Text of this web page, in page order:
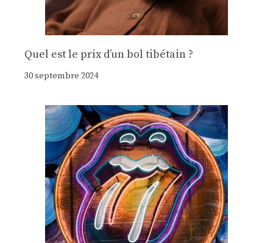
Quel est le prix d’un bol tibétain ?
30 septembre 2024